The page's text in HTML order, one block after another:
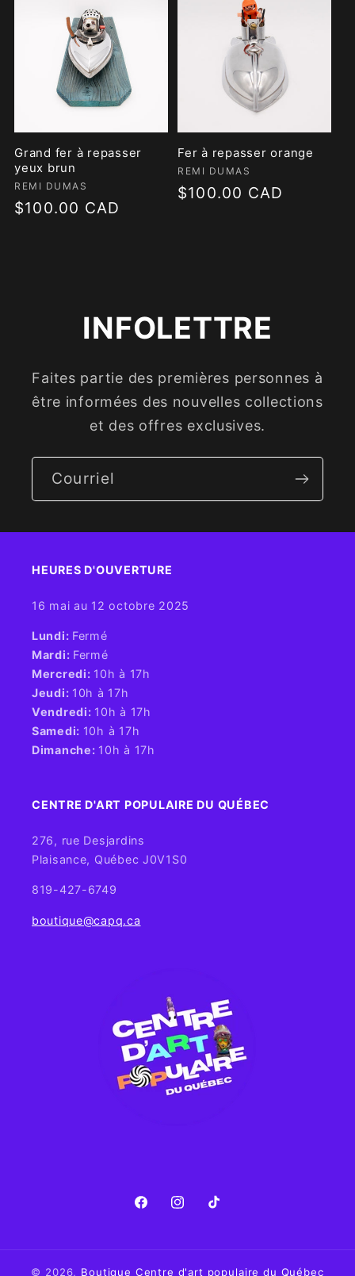
Grand fer à repasser
yeux brun
Fournisseur :
REMI DUMAS
Prix
$100.00 CAD
Fer à repasser orange
Fournisseur :
REMI DUMAS
Prix
$100.00 CAD
INFOLETTRE
Faites partie des premières personnes à
être informées des nouvelles collections
et des offres exclusives.
Courriel
HEURES D'OUVERTURE​
16 mai au 12 octobre 2025
​Lundi: Fermé
Mardi: Fermé
Mercredi: 10h à 17h
Jeudi: 10h à 17h
Vendredi: 10h à 17h
Samedi: 10h à 17h
Dimanche: 10h à 17h
CENTRE D'ART POPULAIRE DU QUÉBEC
276, rue Desjardins
Plaisance, Québec J0V1S0
819-427-6749
boutique@capq.ca
FacebookInstagram
TikTok
© 2026, Boutique Centre d'art populaire du Québec